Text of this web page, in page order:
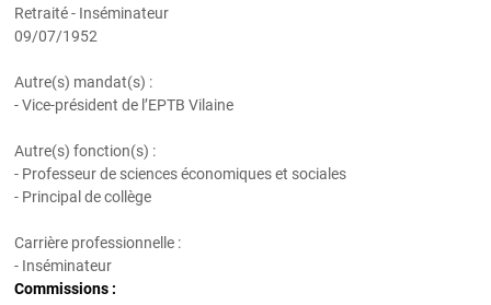
Retraité - Inséminateur
09/07/1952
Autre(s) mandat(s) :
- Vice-président de l’EPTB Vilaine
Autre(s) fonction(s) :
- Professeur de sciences économiques et sociales
- Principal de collège
Carrière professionnelle :
- Inséminateur
Commissions :